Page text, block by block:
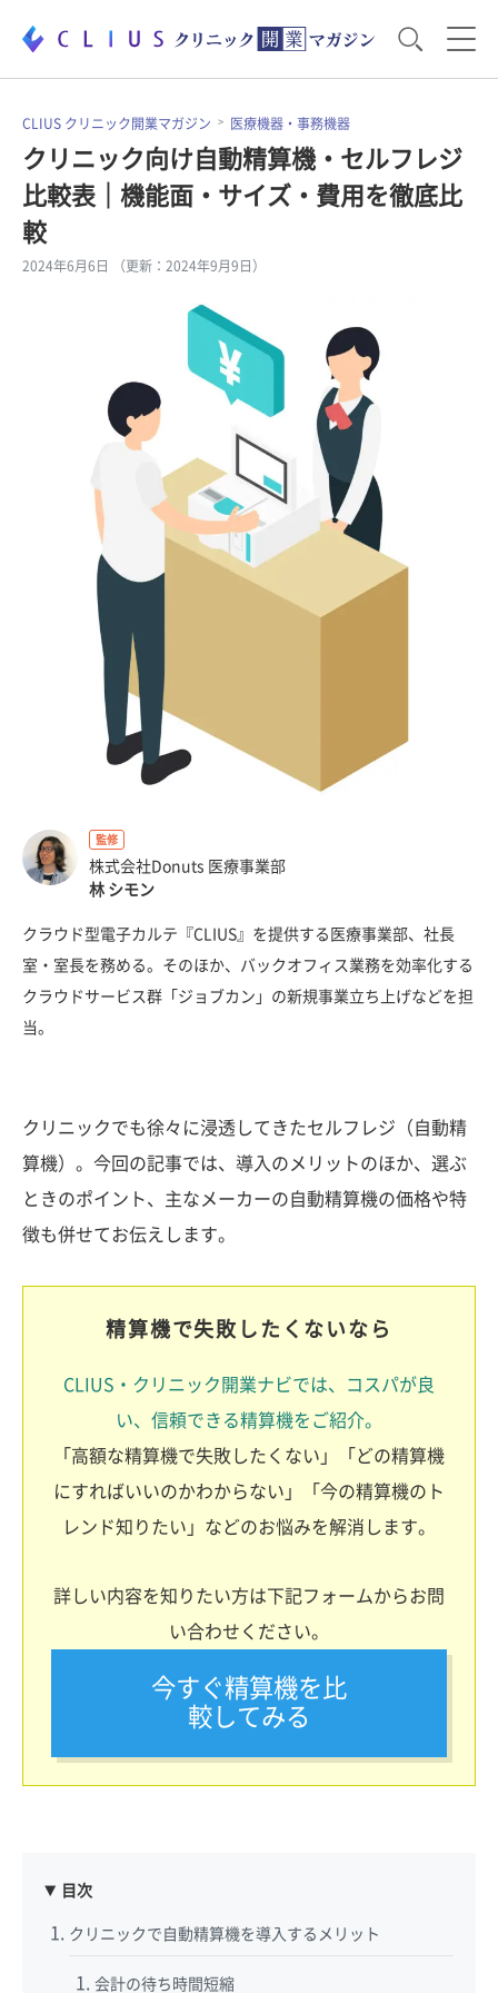
お役立ち資料 運営・経営のポイント
開業医のリアル 開業準備で大事なこと
セミナー
CLIUS クリニック開業マガジン 医療機器・事務機器
クリニック向け自動精算機・セルフレジ
比較表｜機能面・サイズ・費用を徹底比
較
2024年6月6日 （更新：2024年9月9日）
監修
株式会社Donuts 医療事業部
林 シモン
クラウド型電子カルテ『CLIUS』を提供する医療事業部、社長
室・室長を務める。そのほか、バックオフィス業務を効率化する
クラウドサービス群「ジョブカン」の新規事業立ち上げなどを担
当。
クリニックでも徐々に浸透してきたセルフレジ（自動精
算機）。今回の記事では、導入のメリットのほか、選ぶ
ときのポイント、主なメーカーの自動精算機の価格や特
徴も併せてお伝えします。
精算機で失敗したくないなら
CLIUS・クリニック開業ナビでは、コスパが良
い、信頼できる精算機をご紹介。
「高額な精算機で失敗したくない」「どの精算機
にすればいいのかわからない」「今の精算機のト
レンド知りたい」などのお悩みを解消します。
詳しい内容を知りたい方は下記フォームからお問
い合わせください。
今すぐ精算機を比
較してみる
目次
クリニックで自動精算機を導入するメリット
会計の待ち時間短縮